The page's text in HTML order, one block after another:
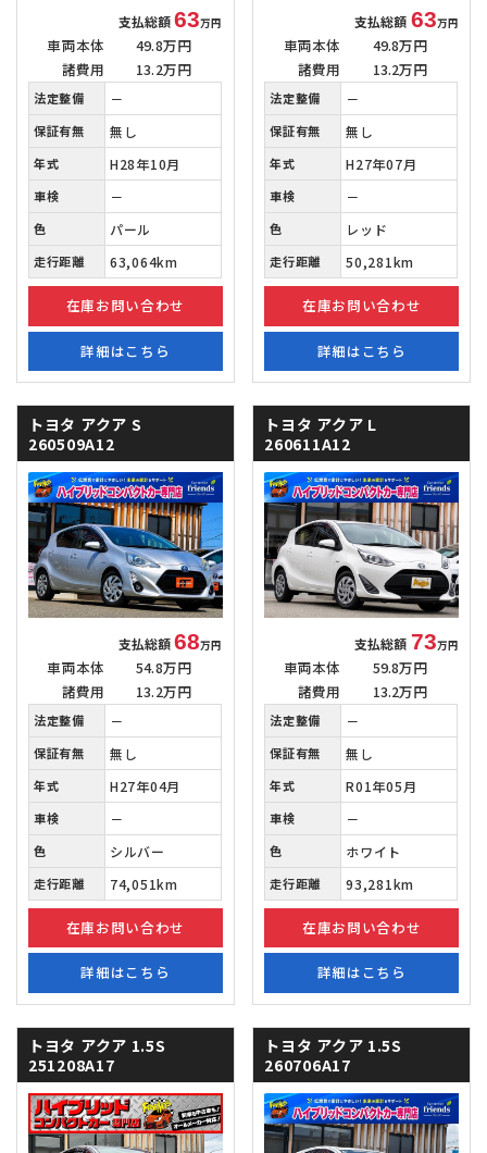
支払総額63万円
車両本体
49.8万円
諸費用
13.2万円
法定整備 －
保証有無 無し
年式 H28年10月
車検 －
色 パール
走行距離 63,064km
在庫お問い合わせ
詳細はこちら
支払総額 63万円
車両本体
49.8万円
諸費用
13.2万円
法定整備 －
保証有無 無し
年式 H27年07月
車検 －
色 レッド
走行距離 50,281km
在庫お問い合わせ
詳細はこちら
トヨタ アクア S
260509A12
支払総額68万円
車両本体
54.8万円
諸費用
13.2万円
法定整備 －
保証有無 無し
年式 H27年04月
車検 －
色 シルバー
走行距離 74,051km
在庫お問い合わせ
詳細はこちら
トヨタ アクア L
260611A12
支払総額 73万円
車両本体
59.8万円
諸費用
13.2万円
法定整備 －
保証有無 無し
年式 R01年05月
車検 －
色 ホワイト
走行距離 93,281km
在庫お問い合わせ
詳細はこちら
トヨタ アクア 1.5S
251208A17
トヨタ アクア 1.5S
260706A17